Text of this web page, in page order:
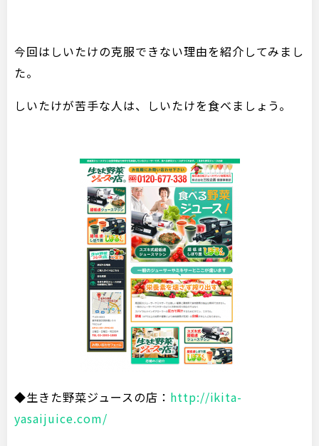
今回はしいたけの克服できない理由を紹介してみまし
た。
しいたけが苦手な人は、しいたけを食べましょう。
◆生きた野菜ジュースの店： http://ikita-
yasaijuice.com/